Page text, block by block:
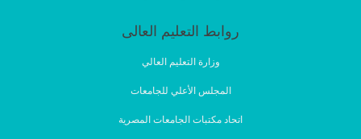
روابط التعليم العالى
وزارة التعليم العالي
المجلس الأعلي للجامعات
اتحاد مكتبات الجامعات المصرية